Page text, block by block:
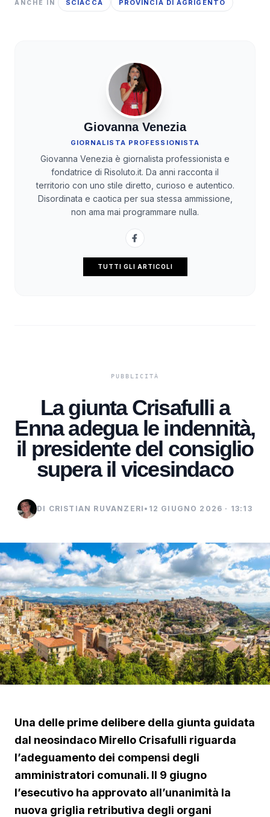
ANCHE IN SCIACCA PROVINCIA DI AGRIGENTO
Giovanna Venezia
GIORNALISTA PROFESSIONISTA
Giovanna Venezia è giornalista professionista e
fondatrice di Risoluto.it. Da anni racconta il
territorio con uno stile diretto, curioso e autentico.
Disordinata e caotica per sua stessa ammissione,
non ama mai programmare nulla.
TUTTI GLI ARTICOLI
La giunta Crisafulli a
Enna adegua le indennità,
il presidente del consiglio
supera il vicesindaco
DI CRISTIAN RUVANZERI • 12 GIUGNO 2026 · 13:13
Una delle prime delibere della giunta guidata
dal neosindaco Mirello Crisafulli riguarda
l’adeguamento dei compensi degli
amministratori comunali. Il 9 giugno
l’esecutivo ha approvato all’unanimità la
nuova griglia retributiva degli organi